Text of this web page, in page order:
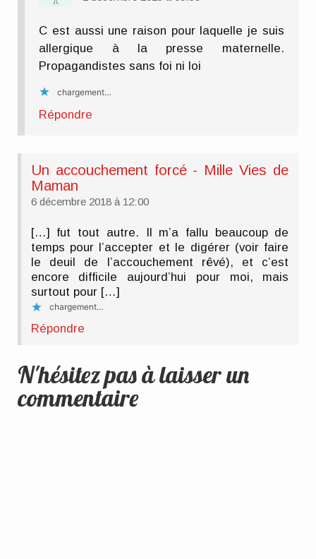
C est aussi une raison pour laquelle je suis
allergique à la presse maternelle.
Propagandistes sans foi ni loi
chargement…
Répondre
Un accouchement forcé - Mille Vies de
Maman
6 décembre 2018 à 12:00
[…] fut tout autre. Il m’a fallu beaucoup de
temps pour l’accepter et le digérer (voir faire
le deuil de l’accouchement rêvé), et c’est
encore difficile aujourd’hui pour moi, mais
surtout pour […]
chargement…
Répondre
N'hésitez pas à laisser un
commentaire